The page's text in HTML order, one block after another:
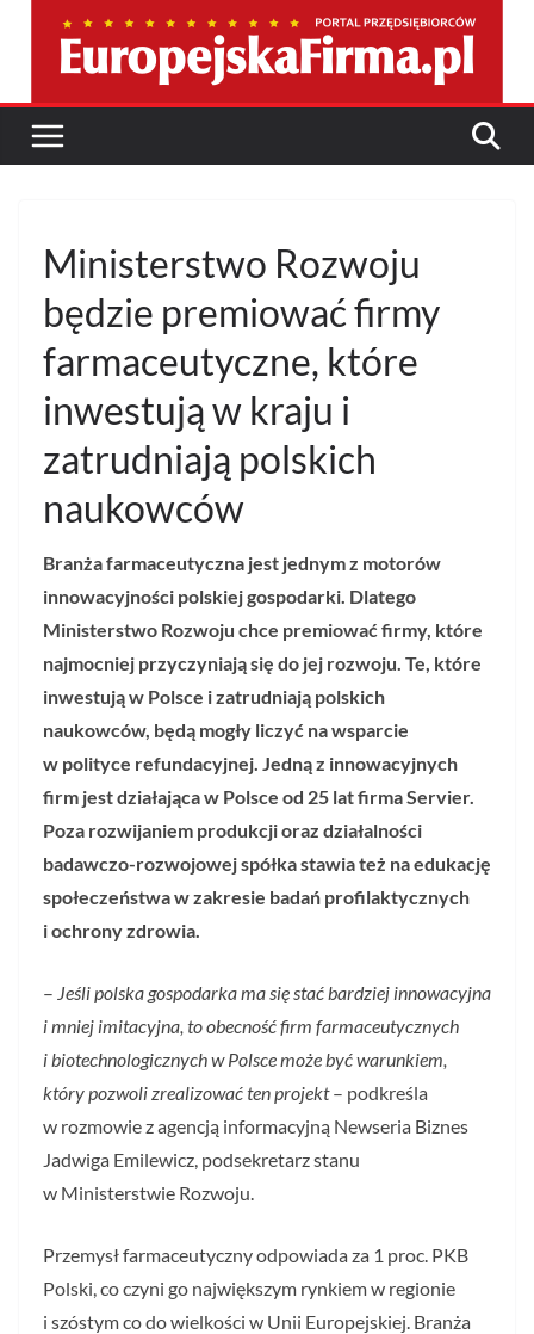
Ministerstwo Rozwoju
będzie premiować firmy
farmaceutyczne, które
inwestują w kraju i
zatrudniają polskich
naukowców
Branża farmaceutyczna jest jednym z motorów
innowacyjności polskiej gospodarki. Dlatego
Ministerstwo Rozwoju chce premiować firmy, które
najmocniej przyczyniają się do jej rozwoju. Te, które
inwestują w Polsce i zatrudniają polskich
naukowców, będą mogły liczyć na wsparcie
w polityce refundacyjnej. Jedną z innowacyjnych
firm jest działająca w Polsce od 25 lat firma Servier.
Poza rozwijaniem produkcji oraz działalności
badawczo-rozwojowej spółka stawia też na edukację
społeczeństwa w zakresie badań profilaktycznych
i ochrony zdrowia.
– Jeśli polska gospodarka ma się stać bardziej innowacyjna
i mniej imitacyjna, to obecność firm farmaceutycznych
i biotechnologicznych w Polsce może być warunkiem,
który pozwoli zrealizować ten projekt– podkreśla
w rozmowie z agencją informacyjną Newseria Biznes
Jadwiga Emilewicz, podsekretarz stanu
w Ministerstwie Rozwoju.
Przemysł farmaceutyczny odpowiada za 1 proc. PKB
Polski, co czyni go największym rynkiem w regionie
i szóstym co do wielkości w Unii Europejskiej. Branża